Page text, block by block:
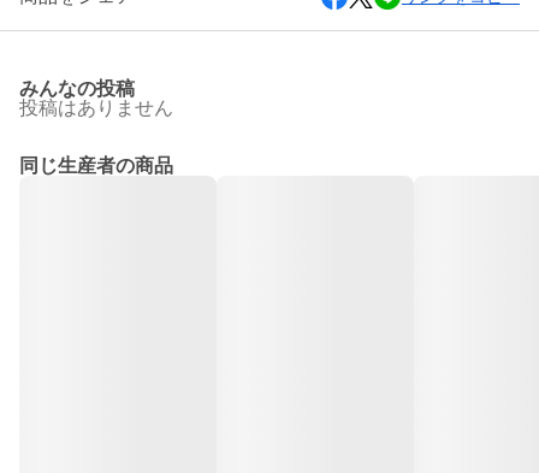
みんなの投稿
投稿はありません
同じ生産者の商品